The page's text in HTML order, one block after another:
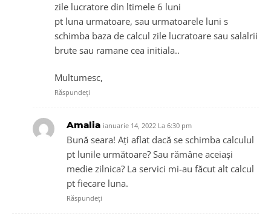
zile lucratore din ltimele 6 luni
pt luna urmatoare, sau urmatoarele luni s
schimba baza de calcul zile lucratoare sau salalrii
brute sau ramane cea initiala..
Multumesc,
Răspundeți
Amalia ianuarie 14, 2022 La 6:30 pm
Bună seara! Ați aflat dacă se schimba calculul
pt lunile următoare? Sau rămâne aceiași
medie zilnica? La servici mi-au făcut alt calcul
pt fiecare luna.
Răspundeți